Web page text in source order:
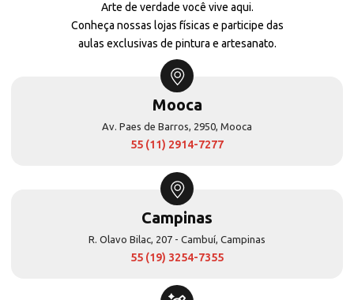
Arte de verdade você vive aqui.
Conheça nossas lojas físicas e participe das
aulas exclusivas de pintura e artesanato.
Mooca
Av. Paes de Barros, 2950, Mooca
55 (11) 2914-7277
Campinas
R. Olavo Bilac, 207 - Cambuí, Campinas
55 (19) 3254-7355